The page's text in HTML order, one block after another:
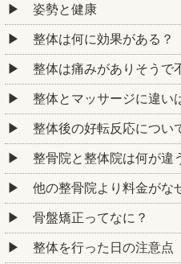
姿勢と健康
整体は何に効果がある？
整体は痛みがありそうで
整体とマッサージに違い
整体後の好転反応につい
整骨院と整体院は何が違
他の整骨院より料金がな
骨盤矯正ってなに？
整体を行った日の注意点